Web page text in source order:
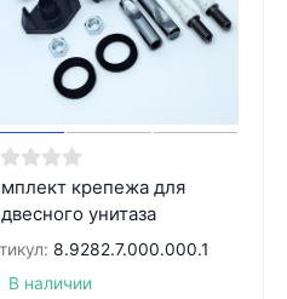
крепежа для
унитаза
8.9282.7.000.000.1
В наличии